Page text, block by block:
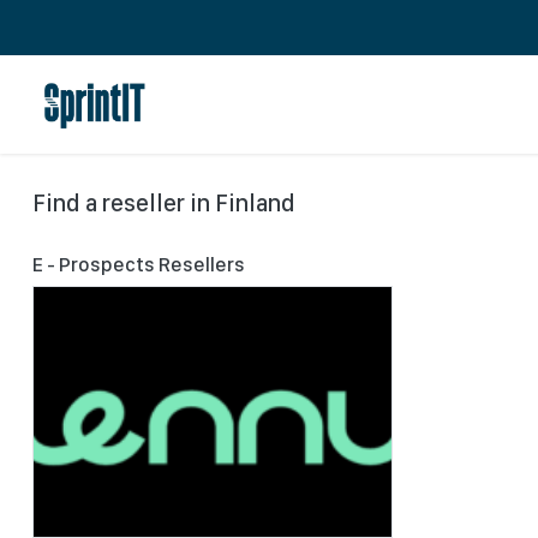
Find a reseller in Finland
E - Prospects Resellers